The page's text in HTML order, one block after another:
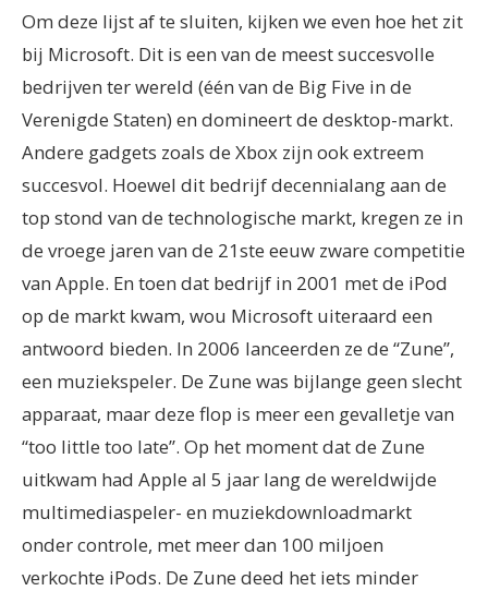
Om deze lijst af te sluiten, kijken we even hoe het zit
bij Microsoft. Dit is een van de meest succesvolle
bedrijven ter wereld (één van de Big Five in de
Verenigde Staten) en domineert de desktop-markt.
Andere gadgets zoals de Xbox zijn ook extreem
succesvol. Hoewel dit bedrijf decennialang aan de
top stond van de technologische markt, kregen ze in
de vroege jaren van de 21ste eeuw zware competitie
van Apple. En toen dat bedrijf in 2001 met de iPod
op de markt kwam, wou Microsoft uiteraard een
antwoord bieden. In 2006 lanceerden ze de “Zune”,
een muziekspeler. De Zune was bijlange geen slecht
apparaat, maar deze flop is meer een gevalletje van
“too little too late”. Op het moment dat de Zune
uitkwam had Apple al 5 jaar lang de wereldwijde
multimediaspeler- en muziekdownloadmarkt
onder controle, met meer dan 100 miljoen
verkochte iPods. De Zune deed het iets minder